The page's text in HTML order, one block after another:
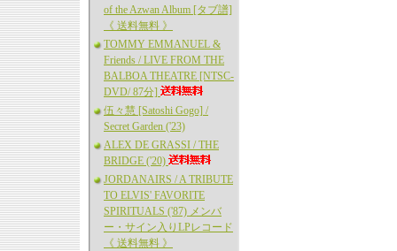
of the Azwan Album [タブ譜]
《 送料無料 》
TOMMY EMMANUEL &
Friends / LIVE FROM THE
BALBOA THEATRE [NTSC-
DVD/ 87分]
伍々慧 [Satoshi Gogo] /
Secret Garden ('23)
ALEX DE GRASSI / THE
BRIDGE ('20)
JORDANAIRS / A TRIBUTE
TO ELVIS' FAVORITE
SPIRITUALS ('87) メンバ
ー・サイン入りLPレコード
《 送料無料 》